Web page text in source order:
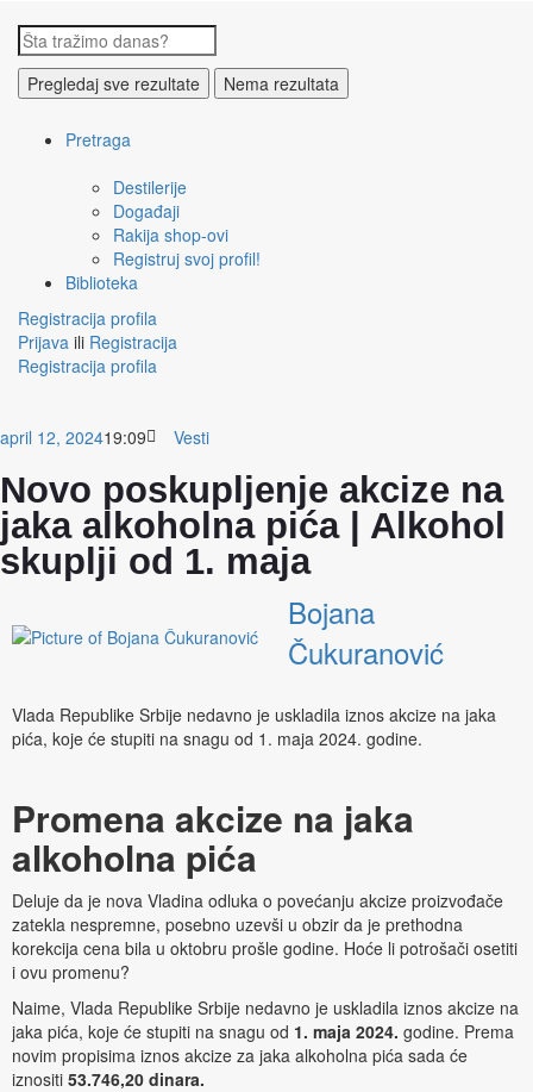
Pregledaj sve rezultate Nema rezultata
Pretraga
Destilerije
Događaji
Rakija shop-ovi
Registruj svoj profil!
Biblioteka
Registracija profila
Prijava ili Registracija
Registracija profila
april 12, 202419:09 Vesti
Novo poskupljenje akcize na
jaka alkoholna pića | Alkohol
skuplji od 1. maja
Bojana
Čukuranović
Vlada Republike Srbije nedavno je uskladila iznos akcize na jaka
pića, koje će stupiti na snagu od 1. maja 2024. godine.
Promena akcize na jaka
alkoholna pića
Deluje da je nova Vladina odluka o povećanju akcize proizvođače
zatekla nespremne, posebno uzevši u obzir da je prethodna
korekcija cena bila u oktobru prošle godine. Hoće li potrošači osetiti
i ovu promenu?
Naime, Vlada Republike Srbije nedavno je uskladila iznos akcize na
jaka pića, koje će stupiti na snagu od 1. maja 2024. godine. Prema
novim propisima iznos akcize za jaka alkoholna pića sada će
iznositi 53.746,20 dinara.